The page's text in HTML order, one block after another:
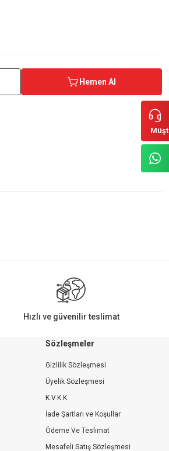
Hemen Al
Hızlı ve güvenilir teslimat
Sözleşmeler
Gizlilik Sözleşmesi
Üyelik Sözleşmesi
K.V.K.K
İade Şartları ve Koşullar
Ödeme Ve Teslimat
Mesafeli Satış Sözleşmesi